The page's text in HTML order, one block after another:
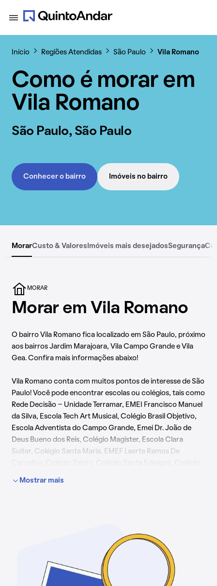
Início Regiões Atendidas São Paulo Vila Romano
Como é morar em
Vila Romano
São Paulo, São Paulo
Conhecer o bairro Imóveis no bairro
MorarCusto & Valores Imóveis mais desejadosSegurança
MORAR
Morar em Vila Romano
O bairro Vila Romano fica localizado em São Paulo, próximo
aos bairros Jardim Marajoara, Vila Campo Grande e Vila
Gea. Confira mais informações abaixo!
Vila Romano conta com muitos pontos de interesse de São
Paulo! Você pode encontrar escolas ou colégios, tais como
Rede Decisão - Unidade Terramar, EMEI Francisco Manuel
da Silva, Escola Tech Art Musical, Colégio Brasil Objetivo,
Escola Adventista do Campo Grande, Emei Dr. João de
Deus Bueno dos Reis, Colégio Magister, Escola Clara
Suiter, Colégio Santa Maria, EMEF Laerte Ramos De
O bairro também conta com shoppings, como Shopping
Interlagos e Shopping SP Market; e parques ou áreas
verdes, como Praça Américo Braga e Praça do Assaré.
Mostrar mais